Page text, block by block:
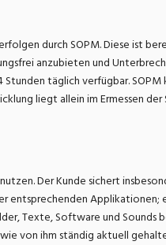
durch SOPM. Diese ist
anzubieten und
täglich verfügbar.
liegt allein im Ermessen der
Der Kunde sichert
entsprechenden
Texte, Software und
von ihm ständig aktuell